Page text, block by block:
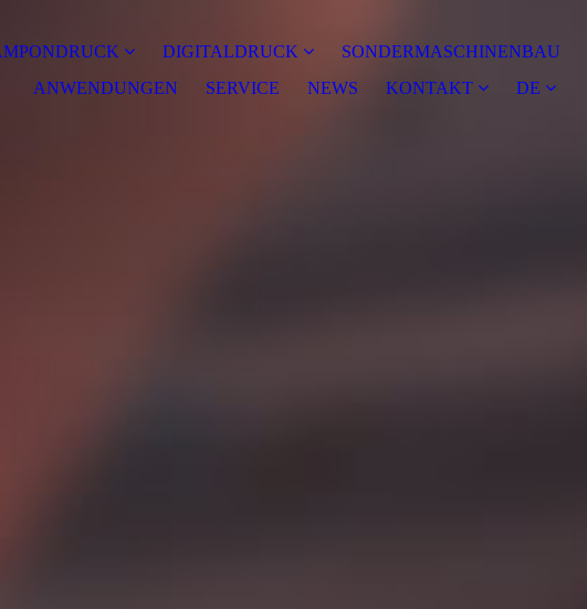
DIGITALDRUCK SONDERMASCHINENBAU
ANWENDUNGEN
SERVICE NEWS KONTAKT DE